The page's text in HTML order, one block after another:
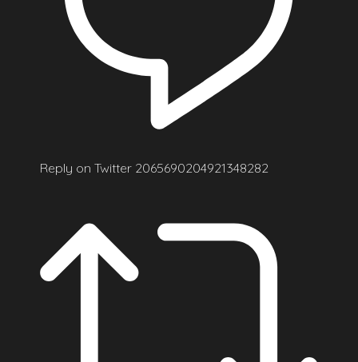
Reply on Twitter 2065690204921348282